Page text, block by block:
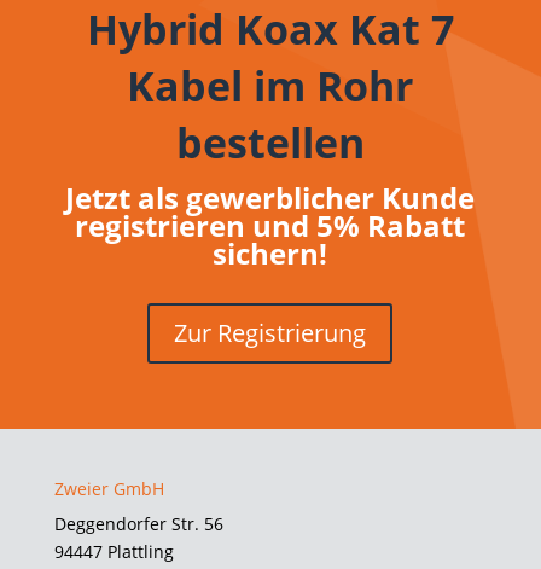
Hybrid Koax Kat 7
Kabel im Rohr
bestellen
Jetzt als gewerblicher Kunde
registrieren und 5% Rabatt
sichern!
Zur Registrierung
Zweier GmbH
Deggendorfer Str. 56
94447 Plattling